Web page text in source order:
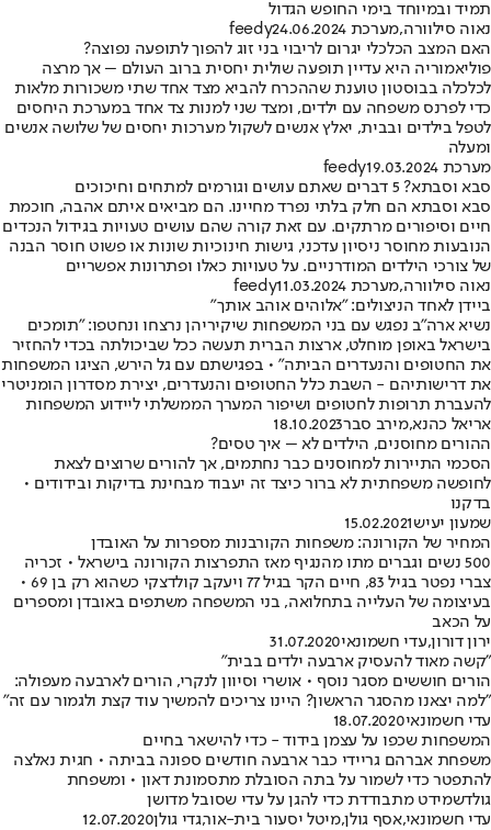
תמיד ובמיוחד בימי החופש הגדול
נאוה סילוורה,מערכת feedy 24.06.2024
האם המצב הכלכלי יגרום לריבוי בני זוג להפוך לתופעה נפוצה?
פוליאמוריה היא עדיין תופעה שולית יחסית ברוב העולם – אך מרצה
לכלכלה בבוסטון טוענת שההכרח להביא מצד אחד שתי משכורות מלאות
כדי לפרנס משפחה עם ילדים, ומצד שני למנות צד אחד במערכת היחסים
לטפל בילדים ובבית, יאלץ אנשים לשקול מערכות יחסים של שלושה אנשים
ומעלה
מערכת feedy19.03.2024
סבא וסבתא? 5 דברים שאתם עושים וגורמים למתחים וחיכוכים
סבא וסבתא הם חלק בלתי נפרד מחיינו. הם מביאים איתם אהבה, חוכמת
חיים וסיפורים מרתקים. עם זאת קורה שהם עושים טעויות בגידול הנכדים
הנובעות מחוסר ניסיון עדכני, גישות חינוכיות שונות או פשוט חוסר הבנה
של צורכי הילדים המודרניים. על טעויות כאלו ופתרונות אפשריים
נאוה סילוורה,מערכת feedy 11.03.2024
ביידן לאחד הניצולים: "אלוהים אוהב אותך"
נשיא ארה"ב נפגש עם בני המשפחות שיקיריהן נרצחו ונחטפו: "תומכים
בישראל באופן מוחלט, ארצות הברית תעשה ככל שביכולתה בכדי להחזיר
את החטופים והנעדרים הביתה" • בפגישתם עם גל הירש, הציגו המשפחות
את דרישותיהם - השבת כלל החטופים והנעדרים, יצירת מסדרון הומניטרי
להעברת תרופות לחטופים ושיפור המערך הממשלתי ליידוע המשפחות
אריאל כהנא,מירב סבר18.10.2023
ההורים מחוסנים, הילדים לא – איך טסים?
הסכמי התיירות למחוסנים כבר נחתמים, אך להורים שרוצים לצאת
לחופשה משפחתית לא ברור כיצד זה יעבוד מבחינת בדיקות ובידודים •
בדקנו
שמעון יעיש15.02.2021
המחיר של הקורונה: משפחות הקורבנות מספרות על האובדן
500 נשים וגברים מתו מהנגיף מאז התפרצות הקורונה בישראל • זכריה
צברי נפטר בגיל 83, חיים הקר בגיל 77 ויעקב קולדצקי כשהוא רק בן 69 •
בעיצומה של העלייה בתחלואה, בני המשפחה משתפים באובדן ומספרים
על הכאב
ירון דורון,עדי חשמונאי31.07.2020
"קשה מאוד להעסיק ארבעה ילדים בבית"
הורים חוששים מסגר נוסף • אושרי וסיוון לנקרי, הורים לארבעה מעפולה:
"למה יצאנו מהסגר הראשון? היינו צריכים להמשיך עוד קצת ולגמור עם זה"
עדי חשמונאי18.07.2020
המשפחות שכפו על עצמן בידוד - כדי להישאר בחיים
משפחת אברהם גריידי כבר ארבעה חודשים ספונה בביתה • חגית נאלצה
להתפטר כדי לשמור על בתה הסובלת מתסמונת דאון • ומשפחת
גולדשמידט מתבודדת כדי להגן על עדי שסובל מדושן
עדי חשמונאי,אסף גולן,מיטל יסעור בית-אור,גדי גולן12.07.2020